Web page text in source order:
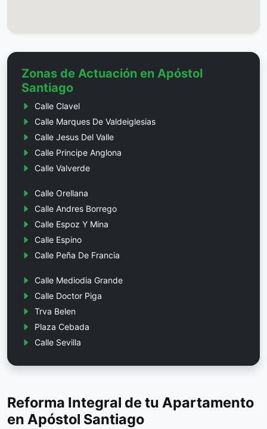
Zonas de Actuación en Apóstol
Santiago
Calle Clavel
Calle Marques De Valdeiglesias
Calle Jesus Del Valle
Calle Principe Anglona
Calle Valverde
Calle Orellana
Calle Andres Borrego
Calle Espoz Y Mina
Calle Espino
Calle Peña De Francia
Calle Mediodia Grande
Calle Doctor Piga
Trva Belen
Plaza Cebada
Calle Sevilla
Reforma Integral de tu Apartamento
en Apóstol Santiago